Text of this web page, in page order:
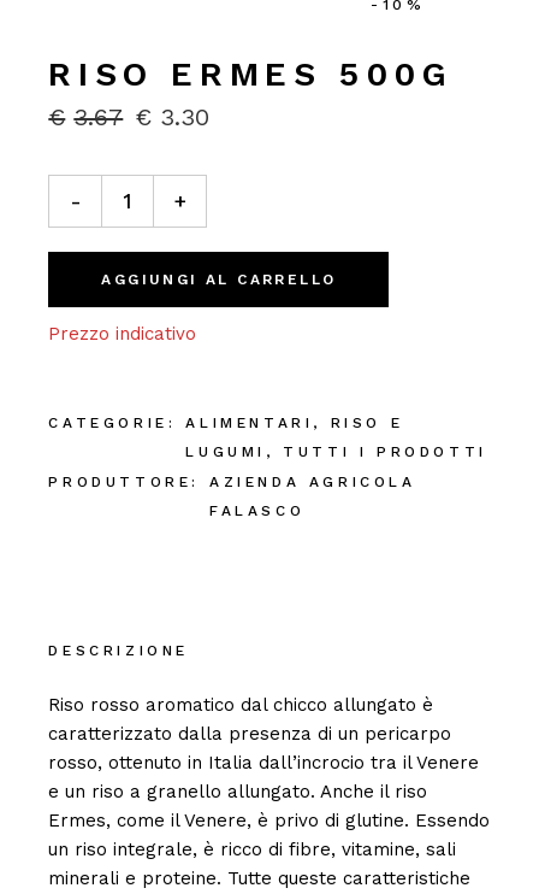
-10%
RISO ERMES 500G
€ 3.67
IL
ORIGINALE
ERA:
€3.67.
€ 3.30
IL
ATTUALE
€3.30.
Riso Ermes 500g quantity
- +
AGGIUNGI AL CARRELLO
Prezzo indicativo
CATEGORIE: ALIMENTARI , RISO E
LUGUMI , TUTTI I PRODOTTI
PRODUTTORE:
AZIENDA AGRICOLA
FALASCO
DESCRIZIONE
Riso rosso aromatico dal chicco allungato è
caratterizzato dalla presenza di un pericarpo
rosso, ottenuto in Italia dall’incrocio tra il Venere
e un riso a granello allungato. Anche il riso
Ermes, come il Venere, è privo di glutine. Essendo
un riso integrale, è ricco di fibre, vitamine, sali
minerali e proteine. Tutte queste caratteristiche